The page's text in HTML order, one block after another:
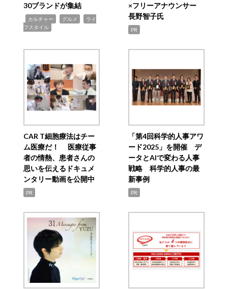
30ブランドが集結
カルチャー グルメ
ライ
フスタイル
×フリーアナウンサー
長野智子氏
PR
CAR T細胞療法はチー
ム医療だ！ 医療従事
者の情熱、患者さんの
思いを伝えるドキュメ
ンタリー動画を公開中
PR
「第4回科学的人事アワ
ード2025」を開催 デ
ータとAIで変わる人事
戦略 科学的人事の最
新事例
PR